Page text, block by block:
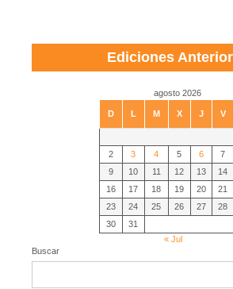
Ediciones
agosto 2026
D L M X J V
2
3 4 5 6 7
9
10 11 12 13 14
16
17 18 19 20 21
23
24 25 26 27 28
30
31
« Jul
Buscar